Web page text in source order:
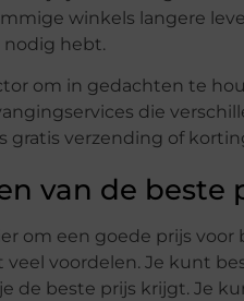
winkels langere
nodig hebt.
om in gedachten te
die
gratis verzending of
van de beste
om een goede prijs
voordelen. Je kunt
de beste prijs krijgt. Je